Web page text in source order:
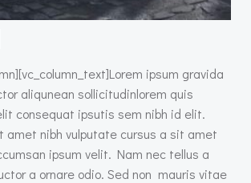
ipsum gravida
aliqunean sollicitudinlorem quis
consequat ipsutis sem nibh id elit.
amet nibh vulputate cursus a sit amet
ipsum velit. Nam nec tellus a
a ornare odio. Sed non mauris vitae